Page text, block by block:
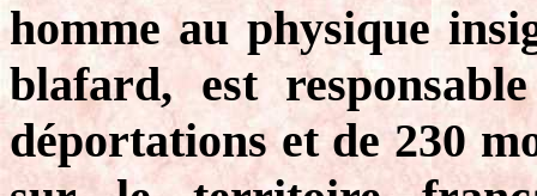
homme au physique
blafard, est
déportations et de 230